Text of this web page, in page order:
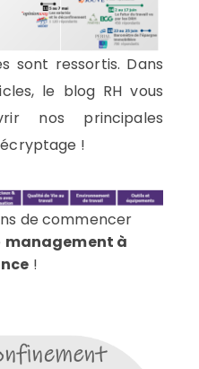
sont ressortis. Dans
le blog RH vous
nos principales
!
de commencer
management à
!